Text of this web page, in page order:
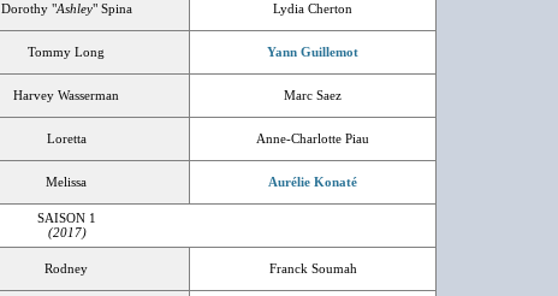
Dorothy "Ashley" Spina Lydia Cherton
Tommy Long Yann Guillemot
Harvey Wasserman Marc Saez
Loretta Anne-Charlotte Piau
Melissa Aurélie Konaté
SAISON 1
(2017)
Rodney Franck Soumah